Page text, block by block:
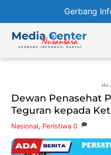
Gerbang
content
Mei
Dewan Penasehat
Teguran kepada
Nasional, Peristiwa 0